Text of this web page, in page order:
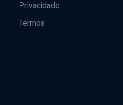
Privacidade
Termos